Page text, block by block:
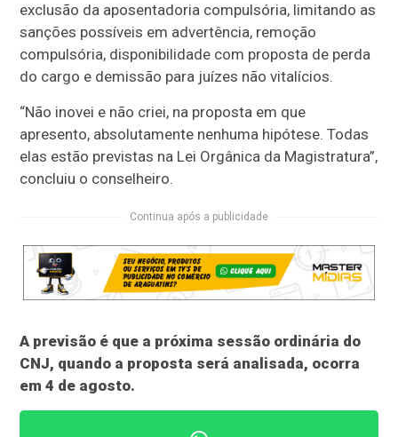
exclusão da aposentadoria compulsória, limitando as
sanções possíveis em advertência, remoção
compulsória, disponibilidade com proposta de perda
do cargo e demissão para juízes não vitalícios.
“Não inovei e não criei, na proposta em que
apresento, absolutamente nenhuma hipótese. Todas
elas estão previstas na Lei Orgânica da Magistratura”,
concluiu o conselheiro.
Continua após a publicidade
A previsão é que a próxima sessão ordinária do
CNJ, quando a proposta será analisada, ocorra
em 4 de agosto.